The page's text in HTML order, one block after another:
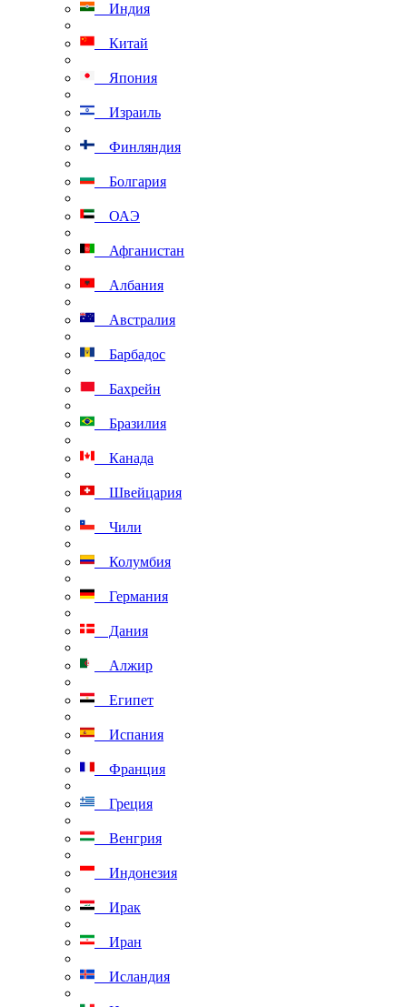
Индия
Китай
Япония
Израиль
Финляндия
Болгария
ОАЭ
Афганистан
Албания
Австралия
Барбадос
Бахрейн
Бразилия
Канада
Швейцария
Чили
Колумбия
Германия
Дания
Алжир
Египет
Испания
Франция
Греция
Венгрия
Индонезия
Ирак
Иран
Исландия